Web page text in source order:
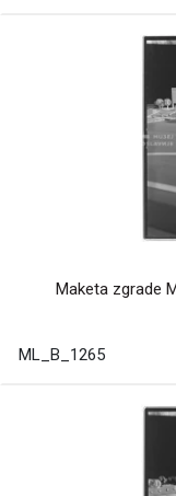
Maketa zgrade
ML_B_1265